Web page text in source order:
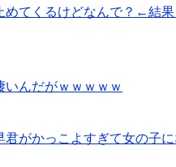
めてくるけどなんで？←結
いんだがｗｗｗｗｗ
がかっこよすぎて女の子